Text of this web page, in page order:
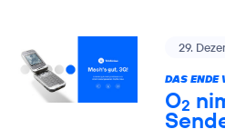
29.
DAS ENDE
O2